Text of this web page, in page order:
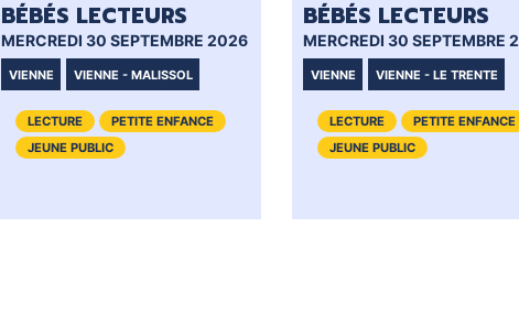
BÉBÉS LECTEURS
MERCREDI 30 SEPTEMBRE 2026
VIENNE VIENNE - MALISSOL
LECTURE
PETITE ENFANCE
JEUNE PUBLIC
BÉBÉS LECTEURS
MERCREDI 30 SEPTEMBRE
VIENNE VIENNE - LE TRENTE
LECTURE
PETITE ENFANCE
JEUNE PUBLIC